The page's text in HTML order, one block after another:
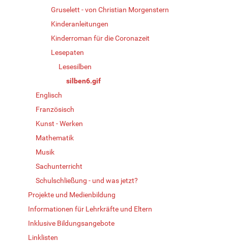
Gruselett - von Christian Morgenstern
Kinderanleitungen
Kinderroman für die Coronazeit
Lesepaten
Lesesilben
silben6.gif
Englisch
Französisch
Kunst - Werken
Mathematik
Musik
Sachunterricht
Schulschließung - und was jetzt?
Projekte und Medienbildung
Informationen für Lehrkräfte und Eltern
Inklusive Bildungsangebote
Linklisten